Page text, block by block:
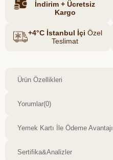
İndirim + Ücretsiz
Kargo
+4°C İstanbul İçi Özel
Teslimat
Ürün Özellikleri
Yorumlar(0)
Yemek Kartı İle Ödeme Avantajı
Sertifika&Analizler